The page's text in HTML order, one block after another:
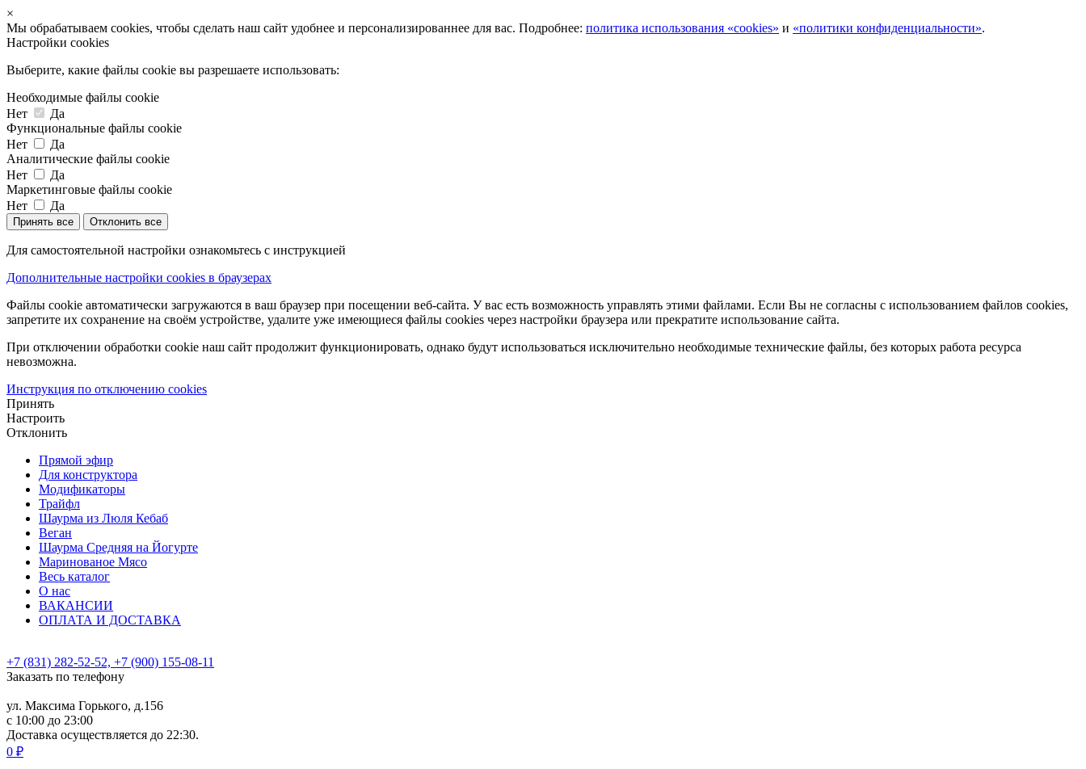
×
Мы обрабатываем cookies, чтобы сделать наш сайт удобнее и персонализированнее для вас. Подробнее: политика использования «cookies» и «политики конфиденциальности».
Настройки cookies
Выберите, какие файлы cookie вы разрешаете использовать:
Необходимые файлы cookie
Нет
Да
Функциональные файлы cookie
Нет
Да
Аналитические файлы cookie
Нет
Да
Маркетинговые файлы cookie
Нет
Да
Принять все Отклонить все
Для самостоятельной настройки ознакомьтесь с инструкцией
Дополнительные настройки cookies в браузерах
Файлы cookie автоматически загружаются в ваш браузер при посещении веб-сайта. У вас есть возможность управлять этими файлами. Если Вы не согласны с использованием файлов cookies,
запретите их сохранение на своём устройстве, удалите уже имеющиеся файлы cookies через настройки браузера или прекратите использование сайта.
При отключении обработки cookie наш сайт продолжит функционировать, однако будут использоваться исключительно необходимые технические файлы, без которых работа ресурса
невозможна.
Инструкция по отключению cookies
Принять
Настроить
Отклонить
Прямой эфир
Для конструктора
Модификаторы
Трайфл
Шаурма из Люля Кебаб
Веган
Шаурма Средняя на Йогурте
Маринованое Мясо
Весь каталог
О нас
ВАКАНСИИ
ОПЛАТА И ДОСТАВКА
+7 (831) 282-52-52, +7 (900) 155-08-11
Заказать по телефону
ул. Максима Горького, д.156
c 10:00 до 23:00
Доставка осуществляется до 22:30.
0 ₽